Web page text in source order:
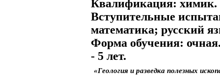
Квалификация: химик.
Вступительные
математика; русский
Форма обучения:
- 5 лет.
«Геология и разведка полезных